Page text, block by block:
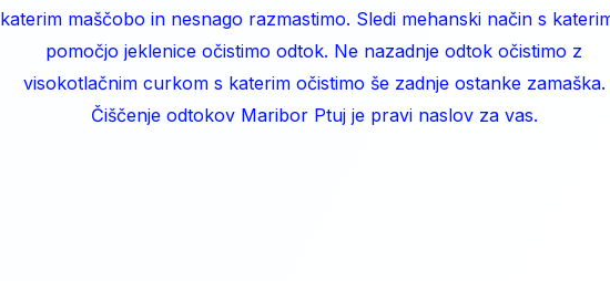
katerim maščobo in nesnago razmastimo. Sledi mehanski način s
pomočjo jeklenice očistimo odtok. Ne nazadnje odtok očistimo z
visokotlačnim curkom s katerim očistimo še zadnje ostanke zamaška.
Čiščenje odtokov Maribor Ptuj je pravi naslov za vas.